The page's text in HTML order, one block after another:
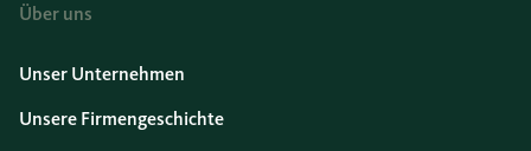
Über uns
Unser Unternehmen
Unsere Firmengeschichte